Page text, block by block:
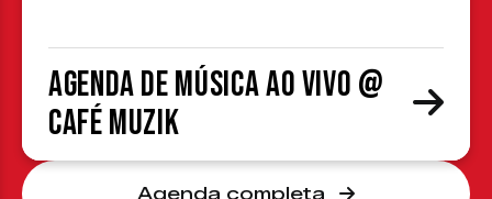
Agenda de Música ao Vivo @
Café Muzik
Agenda completa